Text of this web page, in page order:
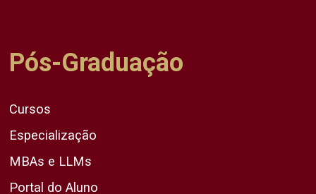
Pós-Graduação
Cursos
Especialização
MBAs e LLMs
Portal do Aluno